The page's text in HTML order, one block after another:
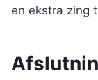
en ekstra zing